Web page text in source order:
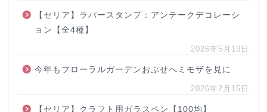
【セリア】ラバースタンプ：アンテークデコレーシ
ョン【全4種】
2026年5月13日
今年もフローラルガーデンおぶせへミモザを見に
2026年2月15日
【セリア】クラフト用ガラスペン【100均】